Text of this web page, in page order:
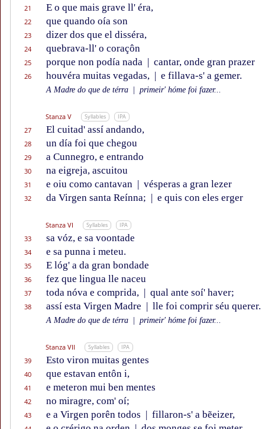
21 E o que mais grave ll' éra,
22 que quando oía son
23 dizer dos que el disséra,
24 quebrava-ll' o coraçôn
25 porque non podía nada | cantar, onde gran prazer
26 houvéra muitas vegadas, | e fillava-s' a gemer.
A Madre do que de térra primeir' hóme foi fazer...
Stanza V Syllables IPA
27 El cuitad' assí andando,
28 un día foi que chegou
29 a Cunnegro, e entrando
30 na eigreja, ascuitou
31 e oiu como cantavan | vésperas a gran lezer
32 da Virgen santa Reínna; | e quis con eles erger
Stanza VI Syllables IPA
33 sa vóz, e sa voontade
34 e sa punna i meteu.
35 E lóg' a da gran bondade
36 fez que lingua lle naceu
37 toda nóva e comprida, | qual ante soí' haver;
38 assí esta Virgen Madre | lle foi comprir séu querer.
A Madre do que de térra primeir' hóme foi fazer...
Stanza VII Syllables IPA
39 Esto viron muitas gentes
40 que estavan entôn i,
41 e meteron mui ben mentes
42 no miragre, com' oí;
43 e a Virgen porên todos | fillaron-s' a bẽeizer,